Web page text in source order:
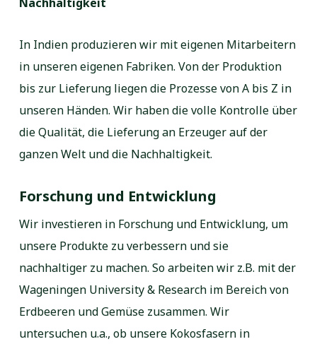
In Indien produzieren wir mit eigenen Mitarbeitern
in unseren eigenen Fabriken. Von der Produktion
bis zur Lieferung liegen die Prozesse von A bis Z in
unseren Händen. Wir haben die volle Kontrolle über
die Qualität, die Lieferung an Erzeuger auf der
ganzen Welt und die Nachhaltigkeit.
Forschung und Entwicklung
Wir investieren in Forschung und Entwicklung, um
unsere Produkte zu verbessern und sie
nachhaltiger zu machen. So arbeiten wir z.B. mit der
Wageningen University & Research im Bereich von
Erdbeeren und Gemüse zusammen. Wir
untersuchen u.a., ob unsere Kokosfasern in